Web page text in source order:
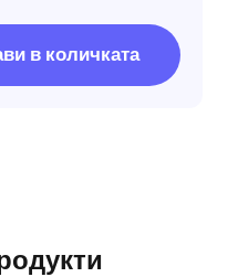
в количката